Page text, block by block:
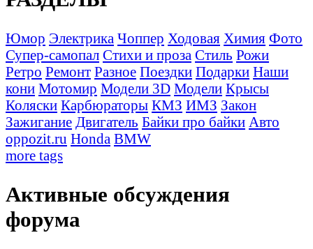
Юмор Электрика Чоппер Ходовая Химия Фото
Супер-самопал Стихи и проза Стиль Рожи
Ретро Ремонт Разное Поездки Подарки Наши
кони Мотомир Модели 3D Модели Крысы
Коляски Карбюраторы КМЗ ИМЗ Закон
Зажигание Двигатель Байки про байки Авто
oppozit.ru Honda BMW
more tags
Активные обсуждения
форума